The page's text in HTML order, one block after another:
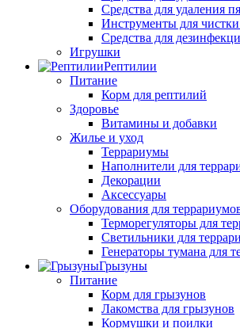
Средства для удаления
Инструменты для
Средства для
Игрушки
Рептилии
Питание
Корм для рептилий
Здоровье
Витамины и добавки
Жилье и уход
Террариумы
Наполнители для
Декорации
Аксессуары
Оборудования для
Терморегуляторы для
Светильники для
Генераторы тумана для
Грызуны
Питание
Корм для грызунов
Лакомства для грызунов
Кормушки и поилки